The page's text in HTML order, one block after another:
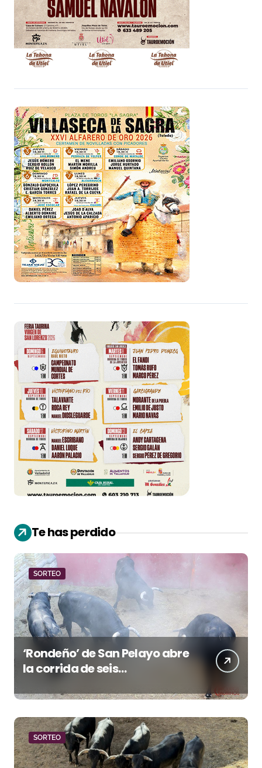
Te has perdido
SORTEO
‘Rondeño’ de San Pelayo abre
la corrida de seis
Santa María esta noche
SORTEO